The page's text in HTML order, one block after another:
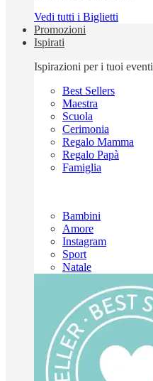
Vedi tutti i Biglietti
Promozioni
Ispirati
Ispirazioni per i tuoi eventi
Best Sellers
Maestra
Scuola
Cerimonia
Regalo Mamma
Regalo Papà
Famiglia
Bambini
Amore
Instagram
Sport
Natale